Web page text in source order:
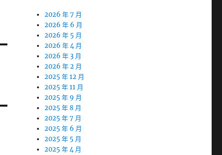
2026 年 7 月
2026 年 6 月
2026 年 5 月
2026 年 4 月
2026 年 3 月
2026 年 2 月
2025 年 12 月
2025 年 11 月
2025 年 9 月
2025 年 8 月
2025 年 7 月
2025 年 6 月
2025 年 5 月
2025 年 4 月